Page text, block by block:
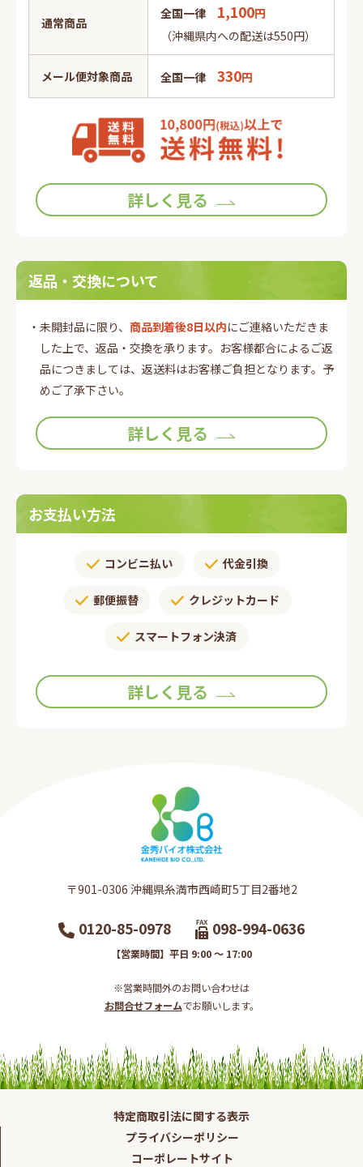
通常商品
全国一律 1,100円
（沖縄県内への配送は550円）
メール便対象商品 全国一律 330円
詳しく見る
返品・交換について
・未開封品に限り、 商品到着後8日以内にご連絡いただきま
した上で、返品・交換を承ります。お客様都合によるご返
品につきましては、返送料はお客様ご負担となります。予
めご了承下さい。
詳しく見る
お支払い方法
コンビニ払い 代金引換
郵便振替​ クレジットカード
スマートフォン決済
詳しく見る
〒901-0306​ 沖縄県糸満市西崎町5丁目2番地2​
0120-85-0978 098-994-0636
【営業時間】平日 9:00 ～ 17:00
※営業時間外のお問い合わせは
お問合せフォームでお願いします。​
特定商取引法に関する表示
プライバシーポリシー
コーポレートサイト